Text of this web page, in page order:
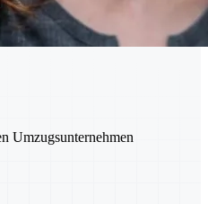
Umzugsunternehmen